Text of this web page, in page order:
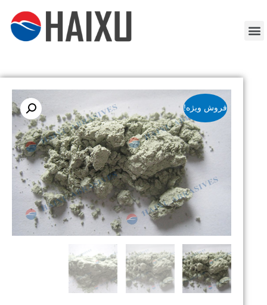
فروش ویژه!